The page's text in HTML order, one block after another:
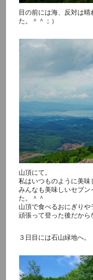
目の前には海、反対は
た。＾＾；）
山頂にて。
私はいつものように美味
みんなも美味しいセブン
た。＾＾
山頂で食べるおにぎりや
頑張って登った後だから
３日目には石山緑地へ。